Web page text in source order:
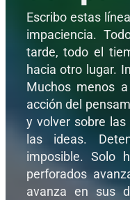
Escribo estas
impaciencia.
tarde, todo el
hacia otro lugar.
Muchos menos
acción del
y volver sobre
las ideas.
imposible. Solo
perforados
avanza en sus